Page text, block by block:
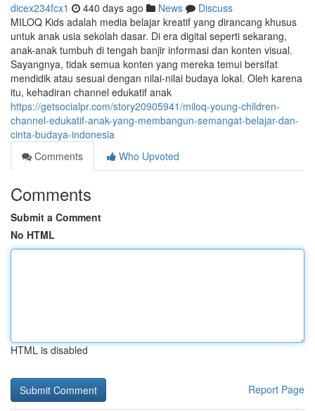
dicex234fcx1 440 days ago News
Discuss
MILOQ Kids adalah media belajar kreatif yang dirancang khusus
untuk anak usia sekolah dasar. Di era digital seperti sekarang,
anak-anak tumbuh di tengah banjir informasi dan konten visual.
Sayangnya, tidak semua konten yang mereka temui bersifat
mendidik atau sesuai dengan nilai-nilai budaya lokal. Oleh karena
itu, kehadiran channel edukatif anak
https://getsocialpr.com/story20905941/miloq-young-children-
channel-edukatif-anak-yang-membangun-semangat-belajar-dan-
cinta-budaya-indonesia
Comments
Who Upvoted
Comments
Submit a Comment
No HTML
HTML is disabled
Report Page